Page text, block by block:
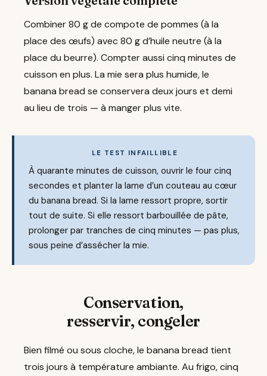
Combiner 80 g de compote de pommes (à la
place des œufs) avec 80 g d’huile neutre (à la
place du beurre). Compter aussi cinq minutes de
cuisson en plus. La mie sera plus humide, le
banana bread se conservera deux jours et demi
au lieu de trois — à manger plus vite.
LE TEST INFAILLIBLE
À quarante minutes de cuisson, ouvrir le four cinq
secondes et planter la lame d’un couteau au cœur
du banana bread. Si la lame ressort propre, sortir
tout de suite. Si elle ressort barbouillée de pâte,
prolonger par tranches de cinq minutes — pas plus,
sous peine d’assécher la mie.
Conservation,
resservir, congeler
Bien filmé ou sous cloche, le banana bread tient
trois jours à température ambiante. Au frigo, cinq